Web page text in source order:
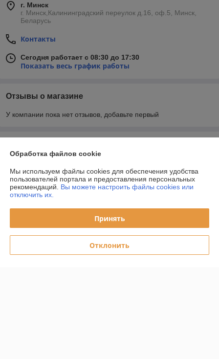
г. Минск
г. Минск,Калининградский переулок д.16, оф.5, Минск,
Беларусь
Контакты
Сегодня работает с 08:30 до 17:30
Показать весь график работы
Отзывы о магазине
У компании пока нет отзывов, добавьте первый
Доставка и оплата
График работы
Полная версия сайта
Обработка файлов cookie
Мы используем файлы cookies для обеспечения удобства
пользователей портала и предоставления персональных
рекомендаций. Вы можете настроить файлы cookies или
отключить их.
Принять
Отклонить